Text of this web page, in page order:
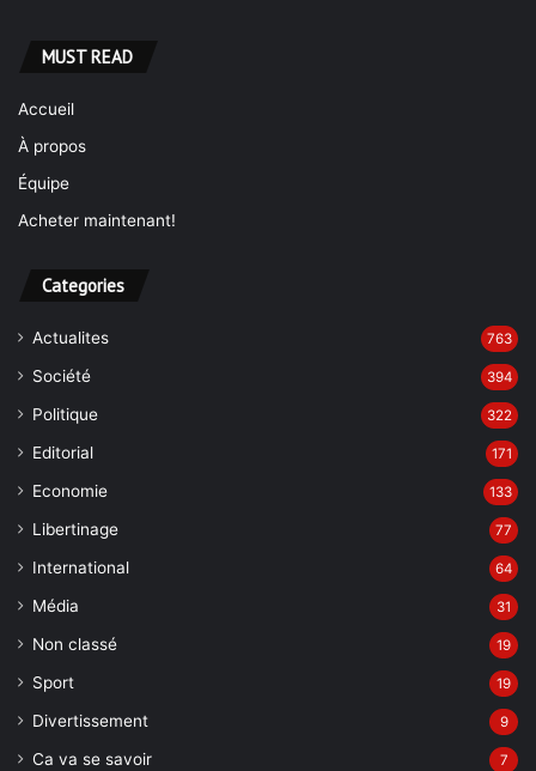
MUST READ
Accueil
À propos
Équipe
Acheter maintenant!
Categories
Actualites 763
Société 394
Politique 322
Editorial 171
Economie 133
Libertinage 77
International 64
Média 31
Non classé 19
Sport 19
Divertissement 9
Ca va se savoir 7